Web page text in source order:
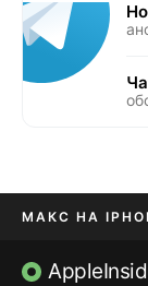
МАКС НА
TIKTOK НА